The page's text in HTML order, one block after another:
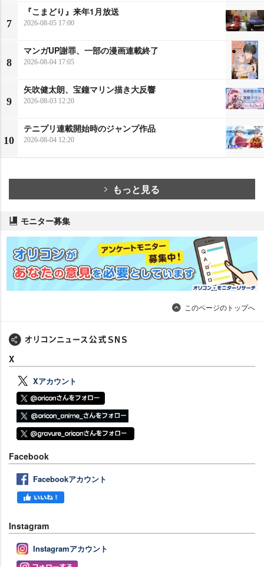
7
『こまどり』来年1月放送
2026-08-05 17:00
8
マンガUP謝罪、一部の漫画連載終了
2026-08-04 17:05
9
矢吹健太朗、宝鐘マリン描き大反響
2026-08-03 12:20
10
テニプリ連載開始時のジャンプ作品
2026-08-04 12:20
もっと見る
モニター募集
このページのトップへ
X
Xアカウント
Facebook
Facebookアカウント
Instagram
Instagramアカウント